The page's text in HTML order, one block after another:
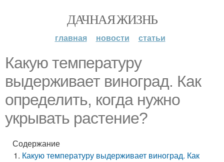
ДАЧНАЯ ЖИЗНЬ
главная новости статьи
Какую температуру
выдерживает виноград. Как
определить, когда нужно
укрывать растение?
Содержание
Какую температуру выдерживает виноград. Как